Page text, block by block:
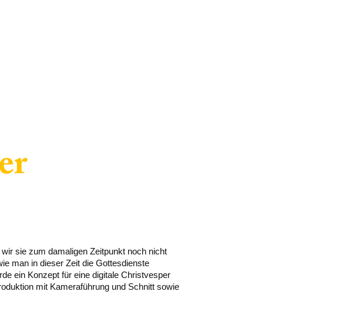
sie zum damaligen Zeitpunkt noch nicht
man in dieser Zeit die Gottesdienste
ein Konzept für eine digitale Christvesper
mit Kameraführung und Schnitt sowie